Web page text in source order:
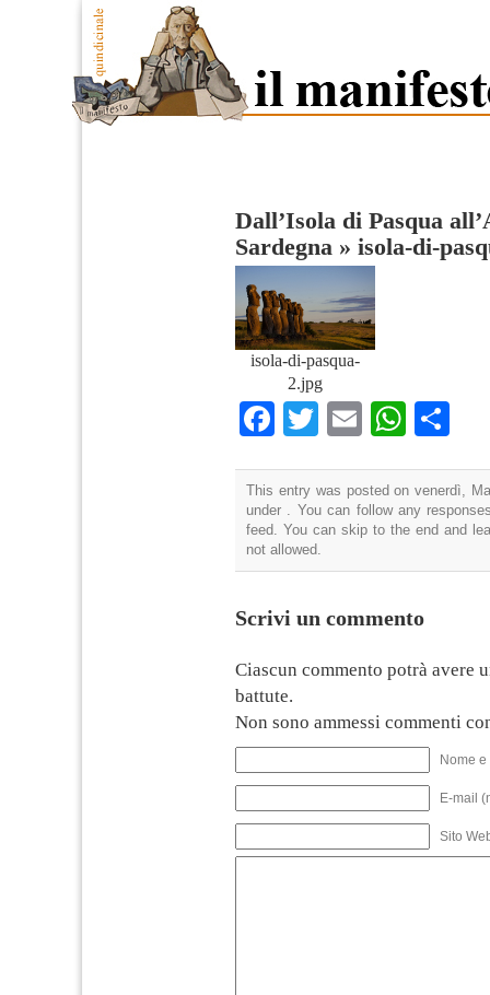
Dall’Isola di Pasqua
Sardegna » isola-di-
isola-di-pasqua-
2.jpg
Facebook
Twitter
Email
This entry was posted on venerdì,
under . You can follow any
feed. You can skip to the end and
not allowed.
Scrivi un commento
Ciascun commento potrà avere
battute.
Non sono ammessi commenti
Nome
E-mail
Sito